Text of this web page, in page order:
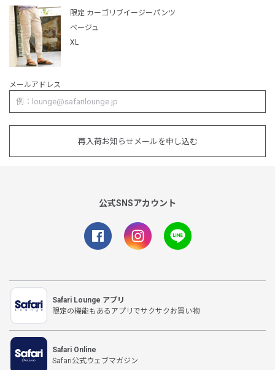
限定 カーゴリブイージーパンツ
ベージュ
XL
メールアドレス
再入荷お知らせメールを申し込む
公式SNSアカウント
Safari Lounge アプリ
限定の機能もあるアプリでサクサクお買い物
Safari Online
Safari公式ウェブマガジン